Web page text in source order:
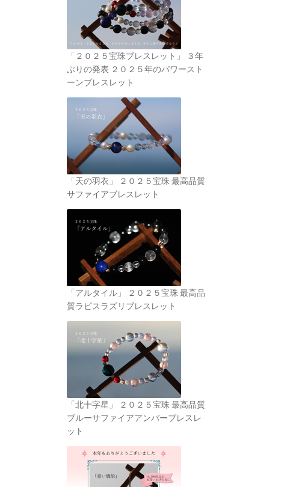
「２０２５宝珠ブレスレット」 ３年
ぶりの発表 ２０２５年のパワースト
ーンブレスレット
「天の羽衣」 ２０２５宝珠 最高品質
サファイアブレスレット
「アルタイル」 ２０２５宝珠 最高品
質ラピスラズリブレスレット
「北十字星」 ２０２５宝珠 最高品質
ブルーサファイアアンバーブレスレ
ット